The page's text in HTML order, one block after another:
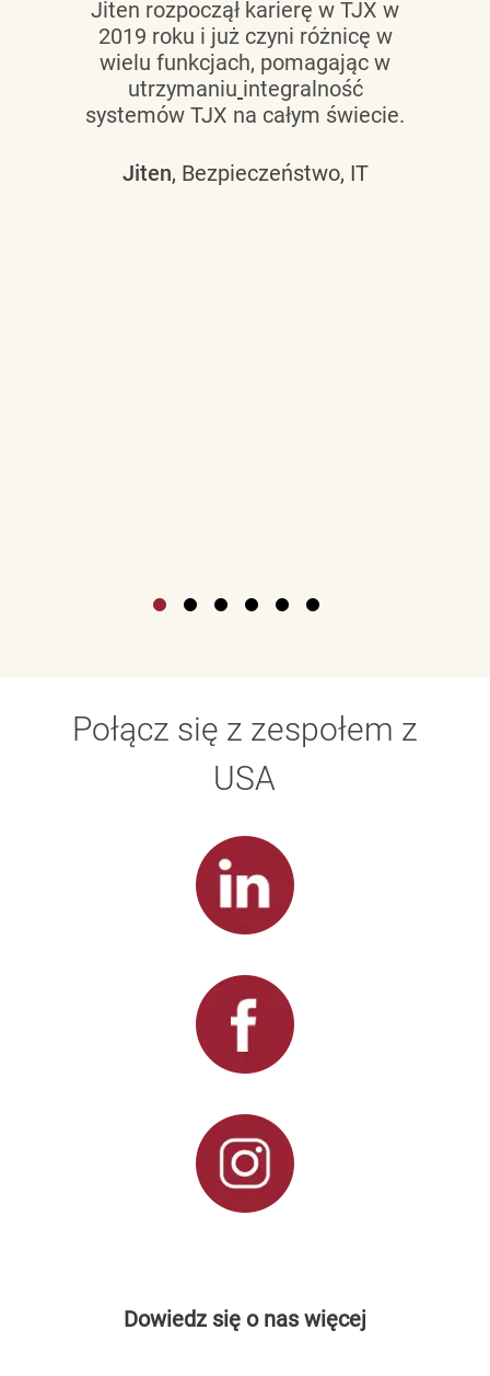
Jiten rozpoczął karierę w TJX w
2019 roku i już czyni różnicę w
wielu funkcjach, pomagając w
utrzymaniu integralność
systemów TJX na całym świecie.
Jiten, Bezpieczeństwo, IT
Połącz się z zespołem z
USA
Dowiedz się o nas więcej